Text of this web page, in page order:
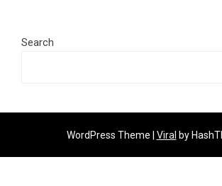
Search
WordPress Theme | Viral by